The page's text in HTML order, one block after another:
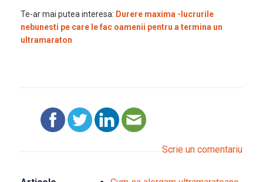
Te-ar mai putea interesa: Durere maxima -lucrurile
nebunesti pe care le fac oamenii pentru a termina un
ultramaraton
Scrie un comentariu